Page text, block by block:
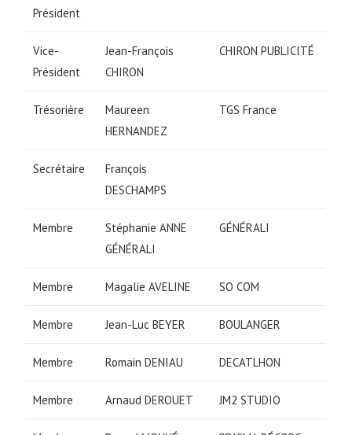
Président
Vice-
Président
Jean-François
CHIRON
CHIRON PUBLICITÉ
Trésorière
Maureen
HERNANDEZ
TGS France
Secrétaire
François
DESCHAMPS
Membre
Stéphanie ANNE
GÉNÉRALI
GÉNÉRALI
Membre Magalie AVELINE SO COM
Membre Jean-Luc BEYER BOULANGER
Membre Romain DENIAU DECATLHON
Membre Arnaud DEROUET JM2 STUDIO